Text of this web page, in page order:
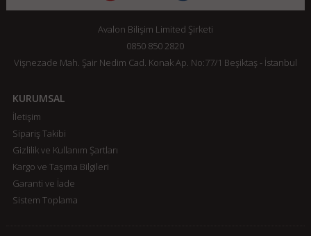
Avalon Bilişim Limited Şirketi
0850 850 2820
Vişnezade Mah. Şair Nedim Cad. Konak Ap. No:77/1 Beşiktaş - İstanbul
KURUMSAL
İletişim
Sipariş Takibi
Gizlilik ve Kullanım Şartları
Kargo ve Taşıma Bilgileri
Garanti ve İade
Sistem Toplama